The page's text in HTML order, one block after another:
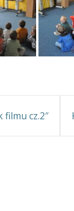
filmu cz.2″